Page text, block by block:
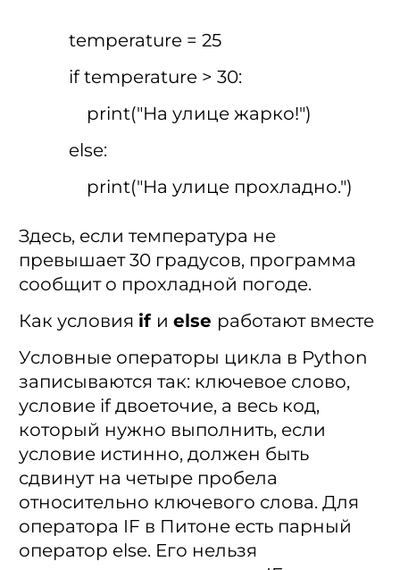
temperature = 25
if temperature > 30:
print("На улице жарко!")
else:
print("На улице прохладно.")
Здесь, если температура не
превышает 30 градусов, программа
сообщит о прохладной погоде.
Как условия if и else работают вместе
Условные операторы цикла в Python
записываются так: ключевое слово,
условие if двоеточие, а весь код,
который нужно выполнить, если
условие истинно, должен быть
сдвинут на четыре пробела
относительно ключевого слова. Для
оператора IF в Питоне есть парный
оператор else. Его нельзя